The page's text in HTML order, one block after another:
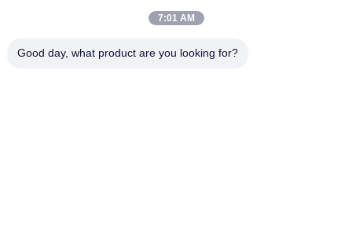
ASTM AISI 309S S30908 / EN 1.4833 Koudgewalst roestvrij
7:01 AM
Good day, what product are you looking for?